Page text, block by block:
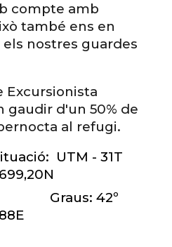
compte amb
també ens en
nostres guardes
Excursionista
gaudir d'un 50% de
al refugi.
UTM - 31T
Graus: 42º